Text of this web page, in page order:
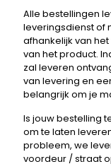
Alle bestellingen
leveringsdienst of
afhankelijk van
van het product.
zal leveren
van levering en
belangrijk om je
Is jouw bestelling
om te laten
probleem, we
voordeur / straat